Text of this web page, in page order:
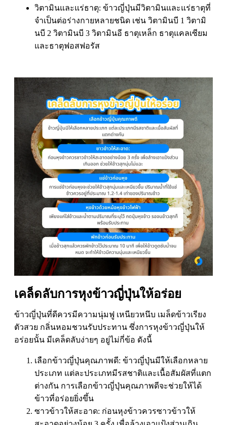
วิตามินและแร่ธาตุ: ข้าวญี่ปุ่นมีวิตามินและแร่ธาตุที่
จำเป็นต่อร่างกายหลายชนิด เช่น วิตามินบี 1 วิตามิ
นบี 2 วิตามินบี 3 วิตามินอี ธาตุเหล็ก ธาตุแคลเซียม
และธาตุฟอสฟอรัส
เคล็ดลับการหุงข้าวญี่ปุ่นให้อร่อย
ข้าวญี่ปุ่นที่ดีควรมีความนุ่มฟู เหนียวหนึบ เมล็ดข้าวเรียง
ตัวสวย กลิ่นหอมชวนรับประทาน ซึ่งการหุงข้าวญี่ปุ่นให้
อร่อยนั้น มีเคล็ดลับง่ายๆ อยู่ไม่กี่ข้อ ดังนี้
เลือกข้าวญี่ปุ่นคุณภาพดี: ข้าวญี่ปุ่นมีให้เลือกหลาย
ประเภท แต่ละประเภทมีรสชาติและเนื้อสัมผัสที่แตก
ต่างกัน การเลือกข้าวญี่ปุ่นคุณภาพดีจะช่วยให้ได้
ข้าวที่อร่อยยิ่งขึ้น
ซาวข้าวให้สะอาด: ก่อนหุงข้าวควรซาวข้าวให้